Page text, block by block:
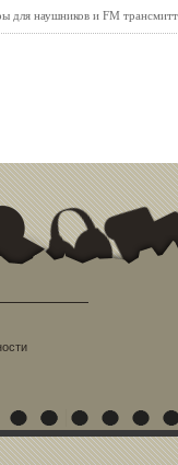
для наушников и FM